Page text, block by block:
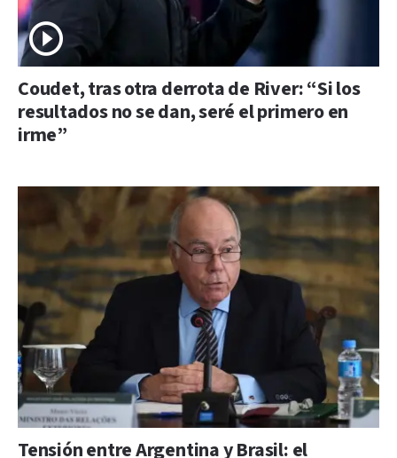
Coudet, tras otra derrota de River: “Si los
resultados no se dan, seré el primero en
irme”
Tensión entre Argentina y Brasil: el